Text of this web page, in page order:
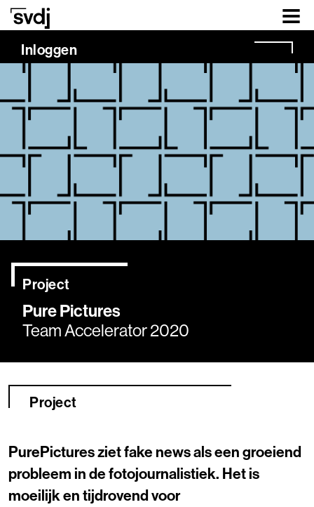
Naar hoofdinhoud
Inloggen
Pure Pictures
Team Accelerator 2020
Project
Project
PurePictures ziet fake news als een groeiend
probleem in de fotojournalistiek. Het is
moeilijk en tijdrovend voor